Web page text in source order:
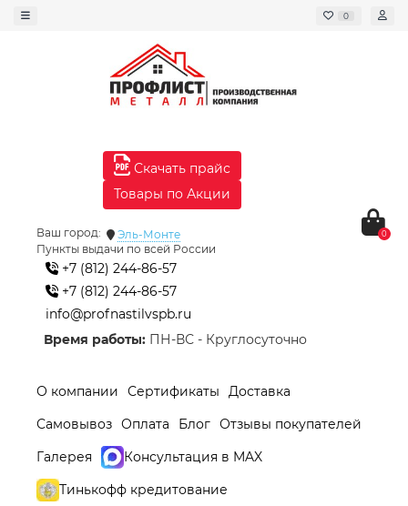
0
Скачать прайс
Товары по Акции
Ваш город:
Эль-Монте
Пункты выдачи по всей России
+7 (812) 244-86-57
+7 (812) 244-86-57
info@profnastilvspb.ru
Время работы: ПН-ВС - Круглосуточно
0
О компании Сертификаты
Доставка
Самовывоз Оплата Блог Отзывы покупателей
Галерея
Консультация в MAX
Тинькофф кредитование